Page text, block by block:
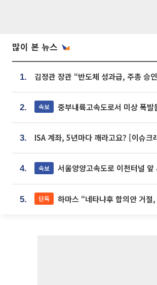
많이 본 뉴스
1.
2. 속보 중부내륙고속도로서 미상 폭발
3. ISA 계좌, 5년마다 깨라고요? [이슈크
4. 속보 서울양양고속도로 이천터널 앞
5. 단독 하마스 “네타냐후 합의안 거절, 총선 앞